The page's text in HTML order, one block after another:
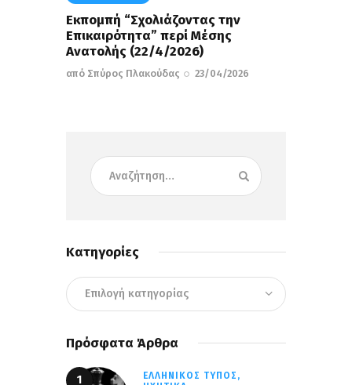
Εκπομπή “Σχολιάζοντας την
Επικαιρότητα” περί Μέσης
Ανατολής (22/4/2026)
από Σπύρος Πλακούδας 23/04/2026
Κατηγορίες
Πρόσφατα Άρθρα
ΕΛΛΗΝΙΚΌΣ ΤΎΠΟΣ,